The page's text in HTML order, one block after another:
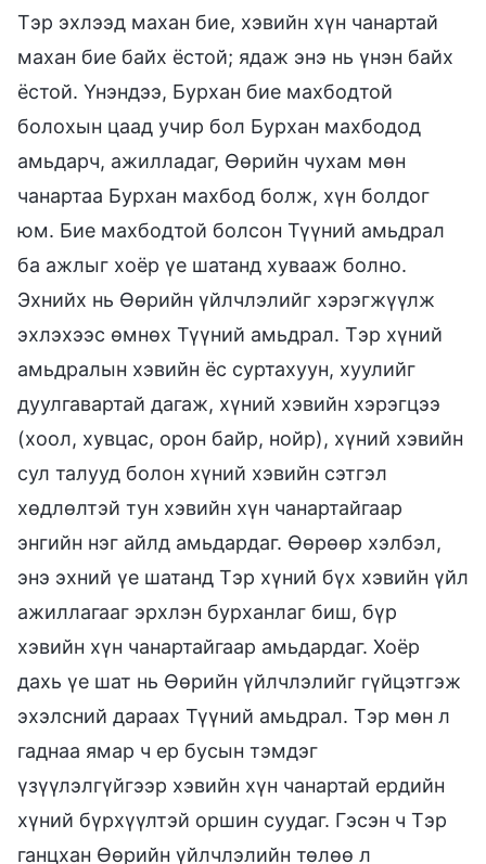
Тэр эхлээд махан бие, хэвийн хүн чанартай
махан бие байх ёстой; ядаж энэ нь үнэн байх
ёстой. Үнэндээ, Бурхан бие махбодтой
болохын цаад учир бол Бурхан махбодод
амьдарч, ажилладаг, Өөрийн чухам мөн
чанартаа Бурхан махбод болж, хүн болдог
юм. Бие махбодтой болсон Түүний амьдрал
ба ажлыг хоёр үе шатанд хувааж болно.
Эхнийх нь Өөрийн үйлчлэлийг хэрэгжүүлж
эхлэхээс өмнөх Түүний амьдрал. Тэр хүний
амьдралын хэвийн ёс суртахуун, хуулийг
дуулгавартай дагаж, хүний хэвийн хэрэгцээ
(хоол, хувцас, орон байр, нойр), хүний хэвийн
сул талууд болон хүний хэвийн сэтгэл
хөдлөлтэй тун хэвийн хүн чанартайгаар
энгийн нэг айлд амьдардаг. Өөрөөр хэлбэл,
энэ эхний үе шатанд Тэр хүний бүх хэвийн үйл
ажиллагааг эрхлэн бурханлаг биш, бүр
хэвийн хүн чанартайгаар амьдардаг. Хоёр
дахь үе шат нь Өөрийн үйлчлэлийг гүйцэтгэж
эхэлсний дараах Түүний амьдрал. Тэр мөн л
гаднаа ямар ч ер бусын тэмдэг
үзүүлэлгүйгээр хэвийн хүн чанартай ердийн
хүний бүрхүүлтэй оршин суудаг. Гэсэн ч Тэр
ганцхан Өөрийн үйлчлэлийн төлөө л